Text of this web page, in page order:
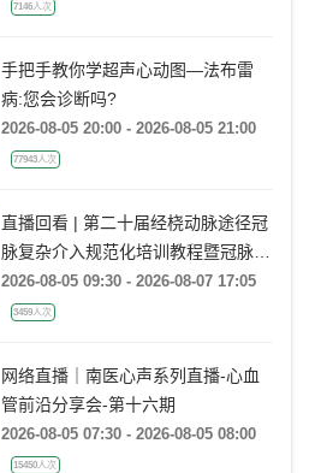
7146人次
手把手教你学超声心动图—法布雷
病:您会诊断吗?
2026-08-05 20:00 - 2026-08-05 21:00
77943人次
直播回看 | 第二十届经桡动脉途径冠
脉复杂介入规范化培训教程暨冠脉
CTO病变ATS技术培训（TCC
2026）
2026-08-05 09:30 - 2026-08-07 17:05
3459人次
网络直播｜南医心声系列直播-心血
管前沿分享会-第十六期
2026-08-05 07:30 - 2026-08-05 08:00
15450人次